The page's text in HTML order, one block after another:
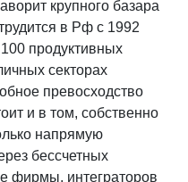
крупного базара
в Рф с 1992
продуктивных
секторах
превосходство
и в том, собственно
напрямую
бессчетных
фирмы, интеграторов